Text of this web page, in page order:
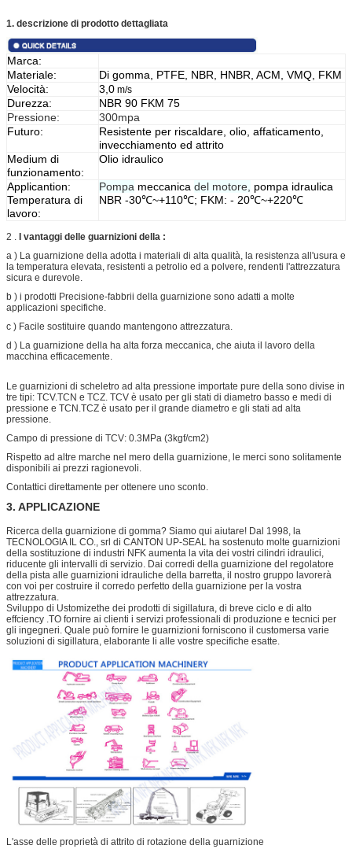
1. descrizione di prodotto dettagliata
Marca:
Materiale:
Di gomma, PTFE, NBR, HNBR, ACM, VMQ, FKM
Velocità:
3,0 m/s
Durezza:
NBR 90 FKM 75
Pressione:
300mpa
Futuro:
Resistente per riscaldare, olio, affaticamento,
invecchiamento ed attrito
Medium di
funzionamento:
Olio idraulico
Applicantion:
Temperatura di
lavoro:
Pompa meccanica del motore, pompa idraulica
NBR -30℃~+110℃; FKM: - 20℃~+220℃
2 . I vantaggi delle guarnizioni della :
a ) La guarnizione della adotta i materiali di alta qualità, la resistenza all'usura e
la temperatura elevata, resistenti a petrolio ed a polvere, rendenti l'attrezzatura
sicura e durevole.
b ) i prodotti Precisione-fabbrii della guarnizione sono adatti a molte
applicazioni specifiche.
c ) Facile sostituire quando mantengono attrezzatura.
d ) La guarnizione della ha alta forza meccanica, che aiuta il lavoro della
macchina efficacemente.
Le guarnizioni di scheletro ad alta pressione importate pure della sono divise in
tre tipi: TCV.TCN e TCZ. TCV è usato per gli stati di diametro basso e medi di
pressione e TCN.TCZ è usato per il grande diametro e gli stati ad alta
pressione.
Campo di pressione di TCV: 0.3MPa (3kgf/cm2)
Rispetto ad altre marche nel mero della guarnizione, le merci sono solitamente
disponibili ai prezzi ragionevoli.
Contattici direttamente per ottenere uno sconto.
3. APPLICAZIONE
Ricerca della guarnizione di gomma? Siamo qui aiutare! Dal 1998, la
TECNOLOGIA IL CO., srl di CANTON UP-SEAL ha sostenuto molte guarnizioni
della sostituzione di industri NFK aumenta la vita dei vostri cilindri idraulici,
riducente gli intervalli di servizio. Dai corredi della guarnizione del regolatore
della pista alle guarnizioni idrauliche della barretta, il nostro gruppo lavorerà
con voi per costruire il corredo perfetto della guarnizione per la vostra
attrezzatura.
Sviluppo di Ustomizethe dei prodotti di sigillatura, di breve ciclo e di alto
effciency .TO fornire ai clienti i servizi professionali di produzione e tecnici per
gli ingegneri. Quale può fornire le guarnizioni forniscono il customersa varie
soluzioni di sigillatura, elaborante li alle vostre specifiche esatte.
L'asse delle proprietà di attrito di rotazione della guarnizione